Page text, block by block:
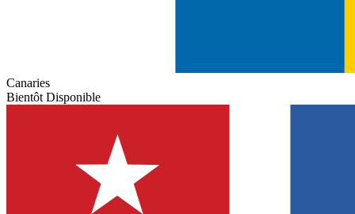
Canaries
Bientôt Disponible